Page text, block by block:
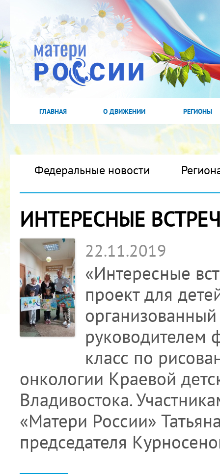
ГЛАВНАЯ О ДВИЖЕНИИ РЕГИОНЫ
Федеральные новости
ИНТЕРЕСНЫЕ
22.11.2019
«Интересные
проект для
руководителем
класс по
онкологии Краевой
Владивостока.
«Матери России»
председателя